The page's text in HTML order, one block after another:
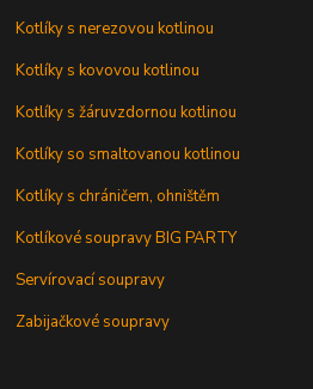
Kotlíky s nerezovou kotlinou
Kotlíky s kovovou kotlinou
Kotlíky s žáruvzdornou kotlinou
Kotlíky so smaltovanou kotlinou
Kotlíky s chráničem, ohništěm
Kotlíkové soupravy BIG PARTY
Servírovací soupravy
Zabijačkové soupravy